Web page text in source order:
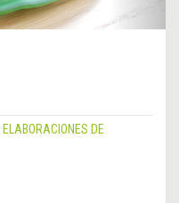
ELABORACIONES DE